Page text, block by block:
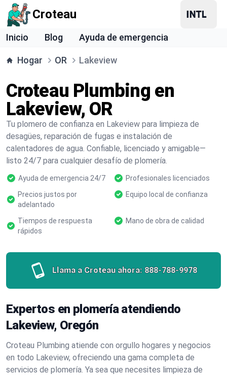
Croteau
Inicio Blog Ayuda de emergencia
Hogar OR Lakeview
Croteau Plumbing en
Lakeview, OR
Tu plomero de confianza en Lakeview para limpieza de
desagües, reparación de fugas e instalación de
calentadores de agua. Confiable, licenciado y amigable—
listo 24/7 para cualquier desafío de plomería.
Ayuda de emergencia 24/7
Profesionales licenciados
Precios justos por
adelantado
Equipo local de confianza
Tiempos de respuesta
rápidos
Mano de obra de calidad
Llama a Croteau ahora: 888-788-9978
Expertos en plomería atendiendo
Lakeview, Oregón
Croteau Plumbing atiende con orgullo hogares y negocios
en todo Lakeview, ofreciendo una gama completa de
servicios de plomería. Ya sea que necesites limpieza de